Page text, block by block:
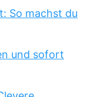
So machst du
und sofort